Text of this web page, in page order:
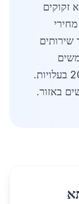
זקוקים
8% מאפריל 2026, אך שירותים
בתוכנות BIM לתכנון מדויק, חוסך 20% בעלויות.
באזור.